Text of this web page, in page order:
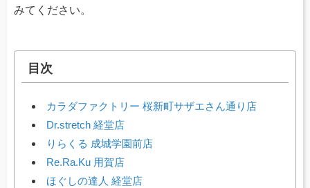
みてください。
目次
カラダファクトリー 桜新町サザエさん通り店
Dr.stretch 経堂店
りらくる 成城学園前店
Re.Ra.Ku 用賀店
ほぐしの達人 経堂店